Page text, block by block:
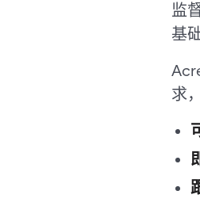
监
基
求